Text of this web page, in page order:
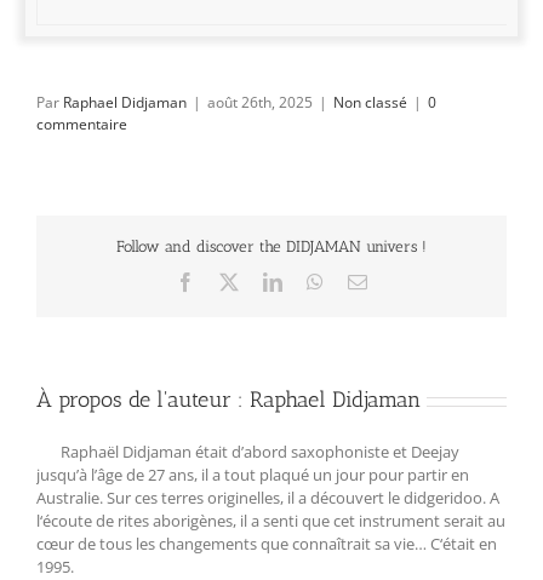
Par Raphael Didjaman | août 26th, 2025 | Non classé | 0
commentaire
Follow and discover the DIDJAMAN univers !
Facebook LinkedInWhatsApp
Email
À propos de l'auteur : Raphael Didjaman
Raphaël Didjaman était d’abord saxophoniste et Deejay
jusqu’à l’âge de 27 ans, il a tout plaqué un jour pour partir en
Australie. Sur ces terres originelles, il a découvert le didgeridoo. A
l‘écoute de rites aborigènes, il a senti que cet instrument serait au
cœur de tous les changements que connaîtrait sa vie… C‘était en
1995.